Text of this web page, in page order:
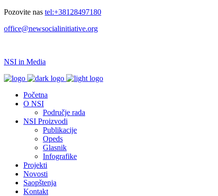
Pozovite nas tel:+38128497180
office@newsocialinitiative.org
NSI in Media
Početna
O NSI
Područje rada
NSI Proizvodi
Publikacije
Opeds
Glasnik
Infografike
Projekti
Novosti
Saopštenja
Kontakt